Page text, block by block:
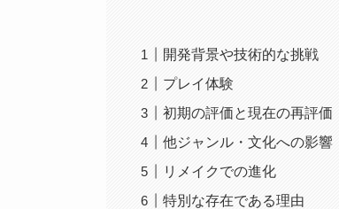
開発背景や技術的な挑戦
プレイ体験
初期の評価と現在の再評価
他ジャンル・文化への影響
リメイクでの進化
特別な存在である理由